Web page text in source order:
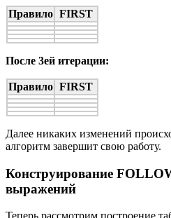
Правило FIRST
После 3eй итерации:
Правило FIRST
Далее никаких изменений
алгоритм завершит свою работу.
Конструирование
выражений